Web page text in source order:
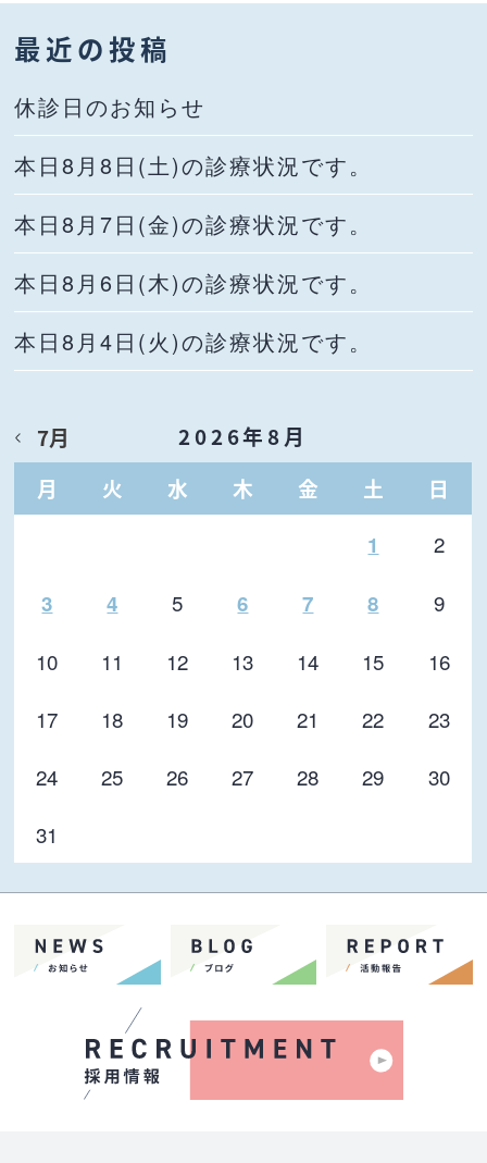
最近の投稿
休診日のお知らせ
本日8月8日(土)の診療状況です。
本日8月7日(金)の診療状況です。
本日8月6日(木)の診療状況です。
本日8月4日(火)の診療状況です。
2026年8月
月
火 水 木 金 土 日
7月
1 2
3 4 5 6 7 8
9
10
11 12 13 14 15
16
17
18 19 20 21 22
23
24
25 26 27 28 29
30
31